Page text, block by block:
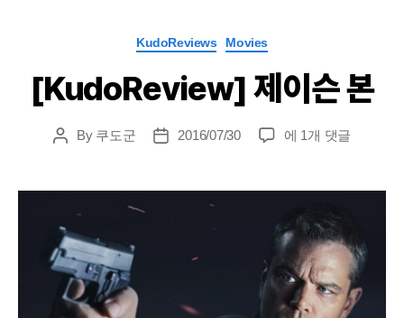
Categories
KudoReviews Movies
[KudoReview] 제이슨 본
PostBy 쿠도군
Post2016/07/30
[KudoReview]
슨
에 1개 댓글